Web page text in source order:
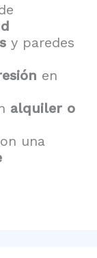
y paredes
en
alquiler o
una